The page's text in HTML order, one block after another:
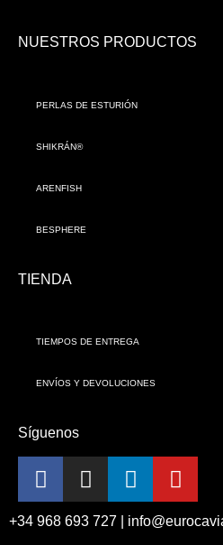
NUESTROS PRODUCTOS
PERLAS DE ESTURIÓN
SHIKRÁN®
ARENFISH
BESPHERE
TIENDA
TIEMPOS DE ENTREGA
ENVÍOS Y DEVOLUCIONES
Síguenos
+34 968 693 727 |